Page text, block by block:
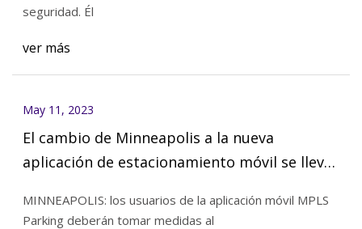
seguridad. Él
ver más
May 11, 2023
El cambio de Minneapolis a la nueva
aplicación de estacionamiento móvil se lleva
MINNEAPOLIS: los usuarios de la aplicación móvil MPLS
Parking deberán tomar medidas al